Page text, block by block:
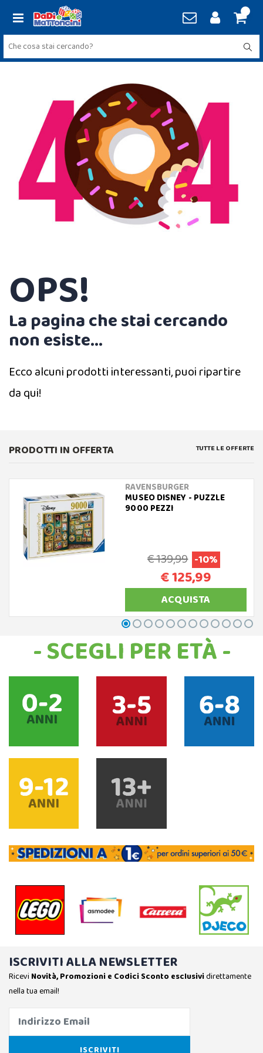
OPS!
La pagina che stai cercando
non esiste...
Ecco alcuni prodotti interessanti, puoi ripartire
da qui!
PRODOTTI IN OFFERTA TUTTE LE OFFERTE
RAVENSBURGER
MUSEO DISNEY - PUZZLE
9000 PEZZI
€ 139,99 -10%
€ 125,99
ACQUISTA
- SCEGLI PER ETÀ -
ISCRIVITI ALLA NEWSLETTER
Ricevi Novità, Promozioni e Codici Sconto esclusividirettamente
nella tua email!